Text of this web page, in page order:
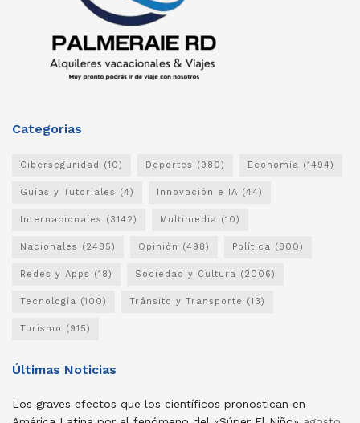
Categorias
Ciberseguridad (10) Deportes (980) Economía (1494)
Guías y Tutoriales (4) Innovación e IA (44)
Internacionales (3142) Multimedia (10)
Nacionales (2485) Opinión (498) Política (800)
Redes y Apps (18) Sociedad y Cultura (2006)
Tecnología (100) Tránsito y Transporte (13)
Turismo (915)
Últimas Noticias
Los graves efectos que los científicos pronostican en